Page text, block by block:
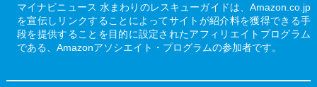
マイナビニュース 水まわりのレスキューガイドは、Amazon.co.jp
を宣伝しリンクすることによってサイトが紹介料を獲得できる手
段を提供することを目的に設定されたアフィリエイトプログラム
である、Amazonアソシエイト・プログラムの参加者です。